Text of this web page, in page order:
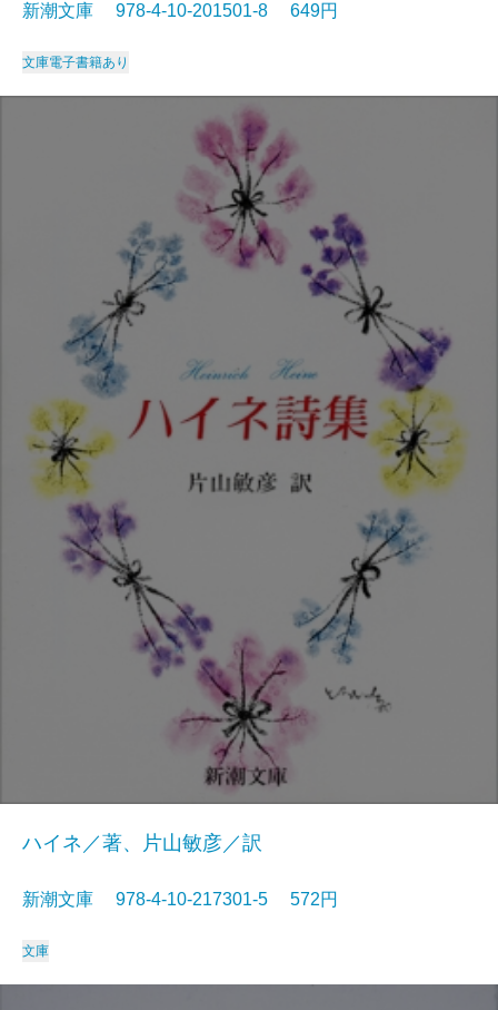
新潮文庫 978-4-10-201501-8 649円
文庫電子書籍あり
ハイネ／著、片山敏彦／訳
新潮文庫 978-4-10-217301-5 572円
文庫